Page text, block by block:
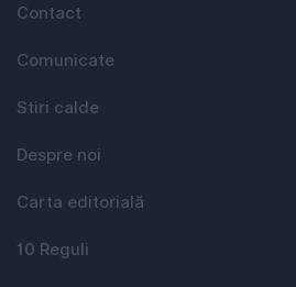
Contact
Comunicate
Stiri calde
Despre noi
Carta editorială
10 Reguli